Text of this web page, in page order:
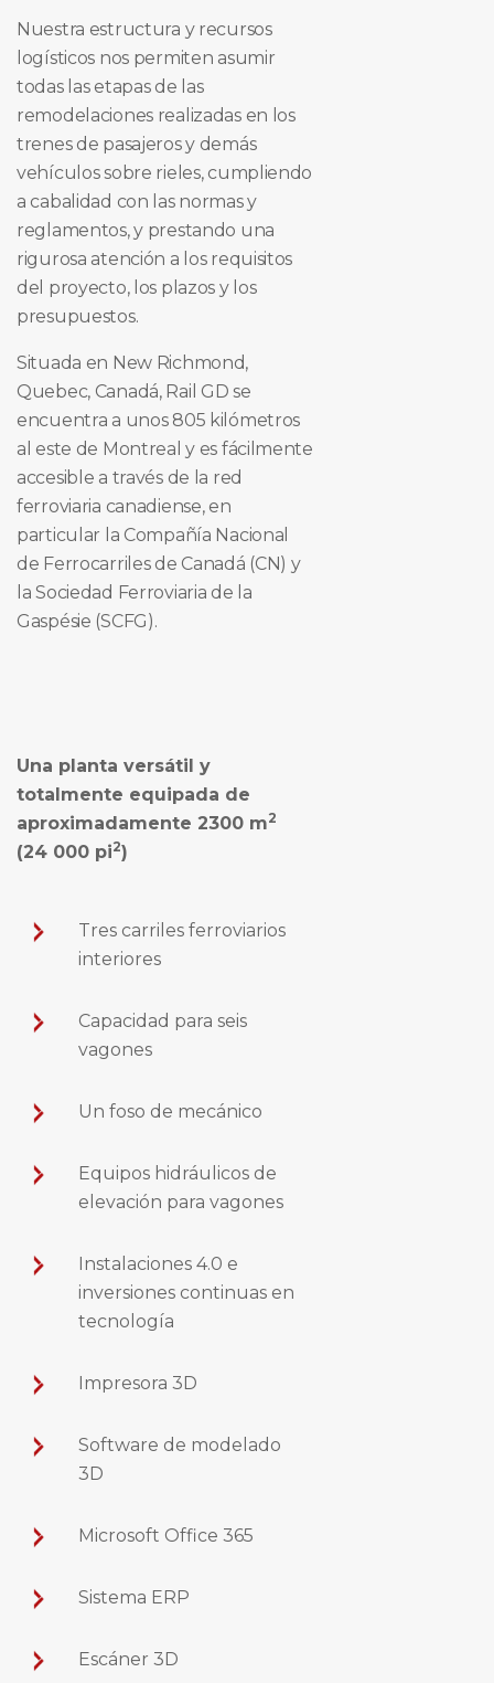
Nuestra estructura y recursos
logísticos nos permiten asumir
todas las etapas de las
remodelaciones realizadas en los
trenes de pasajeros y demás
vehículos sobre rieles, cumpliendo
a cabalidad con las normas y
reglamentos, y prestando una
rigurosa atención a los requisitos
del proyecto, los plazos y los
presupuestos.
Situada en New Richmond,
Quebec, Canadá, Rail GD se
encuentra a unos 805 kilómetros
al este de Montreal y es fácilmente
accesible a través de la red
ferroviaria canadiense, en
particular la Compañía Nacional
de Ferrocarriles de Canadá (CN) y
la Sociedad Ferroviaria de la
Gaspésie (SCFG).
Una planta versátil y
totalmente equipada de
aproximadamente 2300 m2
(24 000 pi2)
Tres carriles ferroviarios
interiores
Capacidad para seis
vagones
Un foso de mecánico
Equipos hidráulicos de
elevación para vagones
Instalaciones 4.0 e
inversiones continuas en
tecnología
Impresora 3D
Software de modelado
3D
Microsoft Office 365
Sistema ERP
Escáner 3D